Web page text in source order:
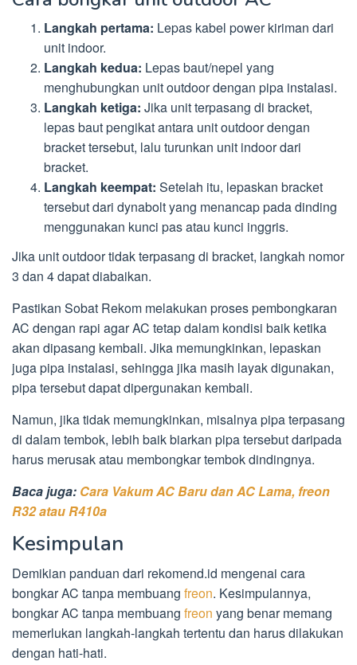
Langkah pertama: Lepas kabel power kiriman dari
unit indoor.
Langkah kedua: Lepas baut/nepel yang
menghubungkan unit outdoor dengan pipa instalasi.
Langkah ketiga: Jika unit terpasang di bracket,
lepas baut pengikat antara unit outdoor dengan
bracket tersebut, lalu turunkan unit indoor dari
bracket.
Langkah keempat: Setelah itu, lepaskan bracket
tersebut dari dynabolt yang menancap pada dinding
menggunakan kunci pas atau kunci inggris.
Jika unit outdoor tidak terpasang di bracket, langkah nomor
3 dan 4 dapat diabaikan.
Pastikan Sobat Rekom melakukan proses pembongkaran
AC dengan rapi agar AC tetap dalam kondisi baik ketika
akan dipasang kembali. Jika memungkinkan, lepaskan
juga pipa instalasi, sehingga jika masih layak digunakan,
pipa tersebut dapat dipergunakan kembali.
Namun, jika tidak memungkinkan, misalnya pipa terpasang
di dalam tembok, lebih baik biarkan pipa tersebut daripada
harus merusak atau membongkar tembok dindingnya.
Baca juga: Cara Vakum AC Baru dan AC Lama, freon
R32 atau R410a
Kesimpulan
Demikian panduan dari rekomend.id mengenai cara
bongkar AC tanpa membuang freon. Kesimpulannya,
bongkar AC tanpa membuang freon yang benar memang
memerlukan langkah-langkah tertentu dan harus dilakukan
dengan hati-hati.